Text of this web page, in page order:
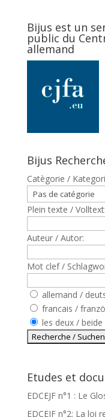
Bijus est un
public du
allemand
Bijus
Catègorie /
Plein texte / Volltext:
Auteur / Autor:
Mot clef /
allemand /
francais /
les deux / beide
Etudes et
EDCEJF n°1 : Le
EDCEJF n°2: La